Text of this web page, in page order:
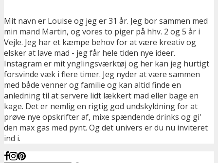
Mit navn er Louise og jeg er 31 år. Jeg bor sammen med
min mand Martin, og vores to piger på hhv. 2 og 5 år i
Vejle. Jeg har et kæmpe behov for at være kreativ og
elsker at lave mad - jeg får hele tiden nye ideer.
Instagram er mit ynglingsværktøj og her kan jeg hurtigt
forsvinde væk i flere timer. Jeg nyder at være sammen
med både venner og familie og kan altid finde en
anledning til at servere lidt lækkert mad eller bage en
kage. Det er nemlig en rigtig god undskyldning for at
prøve nye opskrifter af, mixe spændende drinks og gi'
den max gas med pynt. Og det univers er du nu inviteret
ind i.